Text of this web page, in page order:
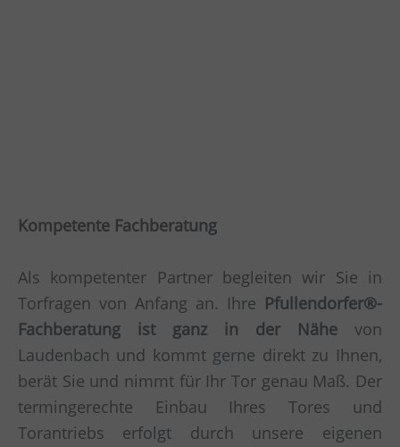
Kompetente Fachberatung
Als kompetenter Partner begleiten wir Sie in
Torfragen von Anfang an. Ihre Pfullendorfer®-
Fachberatung ist ganz in der Nähevon
Laudenbach und kommt gerne direkt zu Ihnen,
berät Sie und nimmt für Ihr Tor genau Maß. Der
termingerechte Einbau Ihres Tores und
Torantriebs erfolgt durch unsere eigenen